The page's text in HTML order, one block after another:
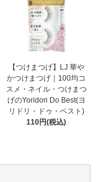
【つけまつげ】LJ 華や
かつけまつげ｜100均コ
スメ・ネイル・つけまつ
げのYoridori Do Best(ヨ
リドリ・ドゥ・ベスト)
110円(税込)